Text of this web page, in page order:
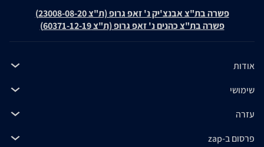
פשרה בת"צ אבנצ'יק נ' זאפ גרופ (ת"צ 23008-08-20)
פשרה בת"צ כהנים נ' זאפ גרופ (ת"צ 60371-12-19)
אודות
שימושי
עזרה
פרסום ב-zap